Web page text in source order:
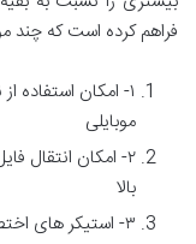
فراهم کرده است که چند
۱- امکان استفاده
موبایلی
۲- امکان انتقال
بالا
۳- استیکر های اختصاصی و متحرک در چت فارسی